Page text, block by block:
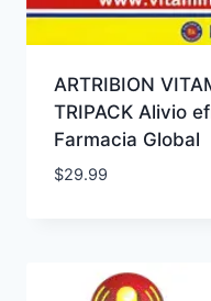
ARTRIBION
TRIPACK Alivio
Farmacia Global
$29.99